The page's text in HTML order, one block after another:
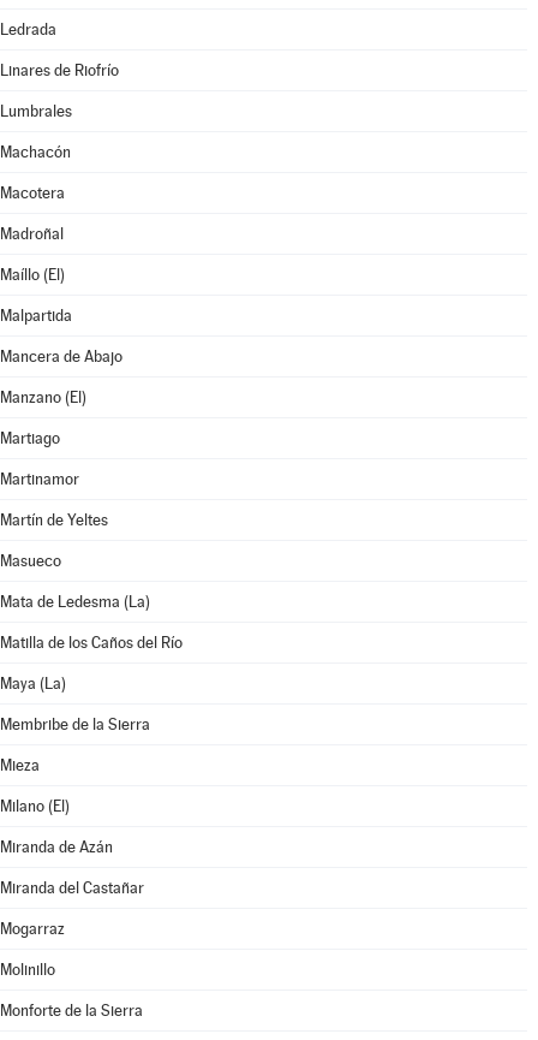
Ledrada
Linares de Riofrío
Lumbrales
Machacón
Macotera
Madroñal
Maíllo (El)
Malpartida
Mancera de Abajo
Manzano (El)
Martiago
Martinamor
Martín de Yeltes
Masueco
Mata de Ledesma (La)
Matilla de los Caños del Río
Maya (La)
Membribe de la Sierra
Mieza
Milano (El)
Miranda de Azán
Miranda del Castañar
Mogarraz
Molinillo
Monforte de la Sierra